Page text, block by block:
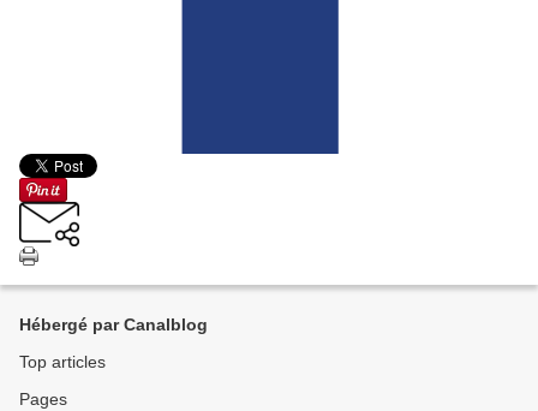
Hébergé par Canalblog
Top articles
Pages